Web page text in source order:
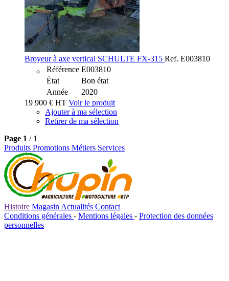
Broyeur à axe vertical SCHULTE FX-315 Ref. E003810
Référence E003810
État
Bon état
Année
2020
19 900 € HT Voir le produit
Ajouter à ma sélection
Retirer de ma sélection
Page 1 / 1
Produits Promotions Métiers Services
Histoire Magasin Actualités Contact
Conditions générales - Mentions légales - Protection des données
personnelles